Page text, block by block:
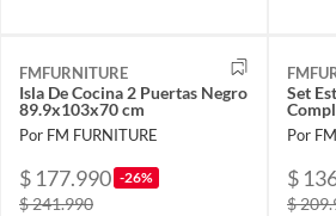
FMFURNITURE
Isla De Cocina 2 Puertas Negro
89.9x103x70 cm
Por FM FURNITURE
$ 177.990 -26%
$ 241.990
Set
Por
$
$